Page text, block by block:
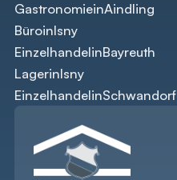
GastronomieinAindling
BüroinIsny
EinzelhandelinBayreuth
LagerinIsny
EinzelhandelinSchwandorf